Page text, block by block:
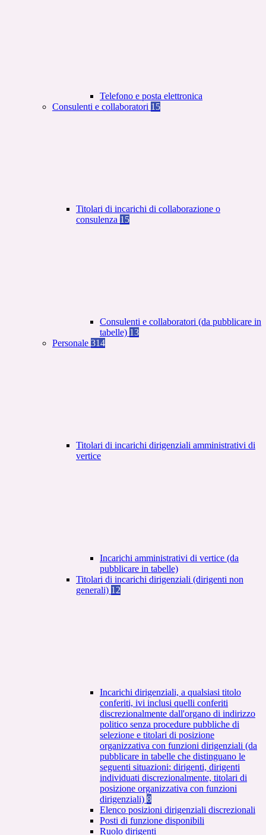
Telefono e posta elettronica
Consulenti e collaboratori 15
Titolari di incarichi di collaborazione o
consulenza 15
Consulenti e collaboratori (da pubblicare in
tabelle) 13
Personale 314
Titolari di incarichi dirigenziali amministrativi di
vertice
Incarichi amministrativi di vertice (da
pubblicare in tabelle)
Titolari di incarichi dirigenziali (dirigenti non
generali) 12
Incarichi dirigenziali, a qualsiasi titolo
conferiti, ivi inclusi quelli conferiti
discrezionalmente dall'organo di indirizzo
politico senza procedure pubbliche di
selezione e titolari di posizione
organizzativa con funzioni dirigenziali (da
pubblicare in tabelle che distinguano le
seguenti situazioni: dirigenti, dirigenti
individuati discrezionalmente, titolari di
posizione organizzativa con funzioni
dirigenziali) 8
Elenco posizioni dirigenziali discrezionali
Posti di funzione disponibili
Ruolo dirigenti